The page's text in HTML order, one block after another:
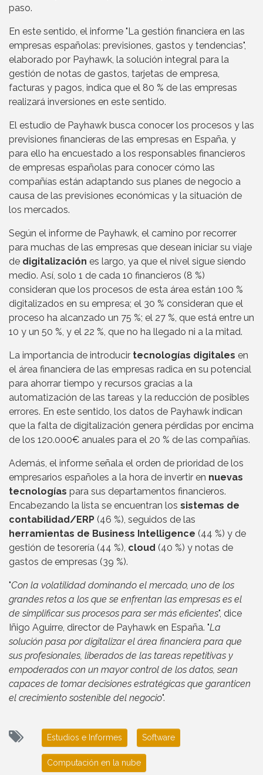
paso.
En este sentido, el informe "La gestión financiera en las
empresas españolas: previsiones, gastos y tendencias",
elaborado por Payhawk, la solución integral para la
gestión de notas de gastos, tarjetas de empresa,
facturas y pagos, indica que el 80 % de las empresas
realizará inversiones en este sentido.
El estudio de Payhawk busca conocer los procesos y las
previsiones financieras de las empresas en España, y
para ello ha encuestado a los responsables financieros
de empresas españolas para conocer cómo las
compañías están adaptando sus planes de negocio a
causa de las previsiones económicas y la situación de
los mercados.
Según el informe de Payhawk, el camino por recorrer
para muchas de las empresas que desean iniciar su viaje
de digitalización es largo, ya que el nivel sigue siendo
medio. Así, solo 1 de cada 10 financieros (8 %)
consideran que los procesos de esta área están 100 %
digitalizados en su empresa; el 30 % consideran que el
proceso ha alcanzado un 75 %; el 27 %, que está entre un
10 y un 50 %, y el 22 %, que no ha llegado ni a la mitad.
La importancia de introducir tecnologías digitales en
el área financiera de las empresas radica en su potencial
para ahorrar tiempo y recursos gracias a la
automatización de las tareas y la reducción de posibles
errores. En este sentido, los datos de Payhawk indican
que la falta de digitalización genera pérdidas por encima
de los 120.000€ anuales para el 20 % de las compañías.
Además, el informe señala el orden de prioridad de los
empresarios españoles a la hora de invertir en nuevas
tecnologías para sus departamentos financieros.
Encabezando la lista se encuentran los sistemas de
contabilidad/ERP (46 %), seguidos de las
herramientas de Business Intelligence (44 %) y de
gestión de tesorería (44 %), cloud (40 %) y notas de
gastos de empresas (39 %).
"Con la volatilidad dominando el mercado, uno de los
grandes retos a los que se enfrentan las empresas es el
de simplificar sus procesos para ser más eficientes", dice
Iñigo Aguirre, director de Payhawk en España. "La
solución pasa por digitalizar el área financiera para que
sus profesionales, liberados de las tareas repetitivas y
empoderados con un mayor control de los datos, sean
capaces de tomar decisiones estratégicas que garanticen
el crecimiento sostenible del negocio".
Estudios e Informes Software
Computación en la nube